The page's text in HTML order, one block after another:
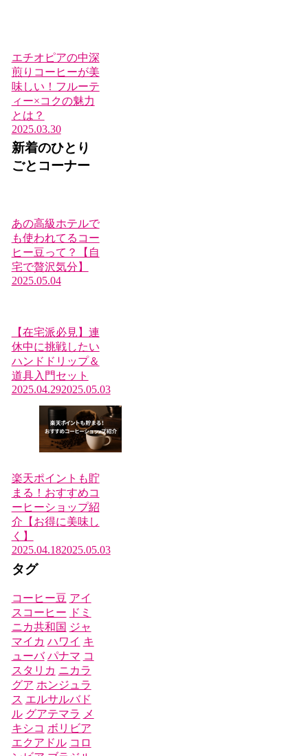
エチオピアの中深
煎りコーヒーが美
味しい！フルーテ
ィー×コクの魅力
とは？
2025.03.30
新着のひとり
ごとコーナー
あの高級ホテルで
も使われてるコー
ヒー豆って？【自
宅で贅沢気分】
2025.05.04
【在宅派必見】連
休中に挑戦したい
ハンドドリップ＆
道具入門セット
2025.04.292025.05.03
楽天ポイントも貯
まる！おすすめコ
ーヒーショップ紹
介【お得に美味し
く】
2025.04.182025.05.03
タグ
コーヒー豆 アイ
スコーヒー ドミ
ニカ共和国 ジャ
マイカ ハワイ キ
ューバ パナマ コ
スタリカ ニカラ
グア ホンジュラ
ス エルサルバド
ル グアテマラ メ
キシコ ボリビア
エクアドル コロ